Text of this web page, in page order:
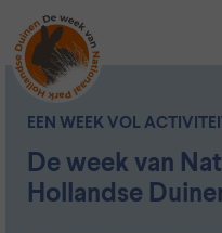
EEN WEEK VOL
De week van
Hollandse